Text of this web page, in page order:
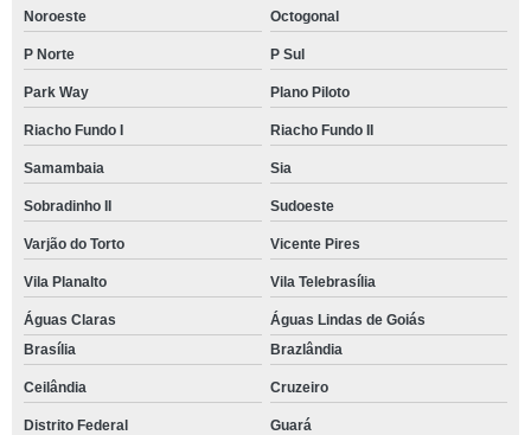
Noroeste Octogonal
P Norte P Sul
Park Way Plano Piloto
Riacho Fundo I Riacho Fundo II
Samambaia Sia
Sobradinho II Sudoeste
Varjão do Torto Vicente Pires
Vila Planalto Vila Telebrasília
Águas Claras
Águas Lindas de Goiás
Brasília
Brazlândia
Ceilândia Cruzeiro
Distrito Federal Guará